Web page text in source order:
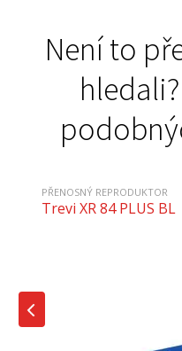
Není to
PŘENOSNÝ REPRODUKTOR
Trevi XR 84 PLUS BL